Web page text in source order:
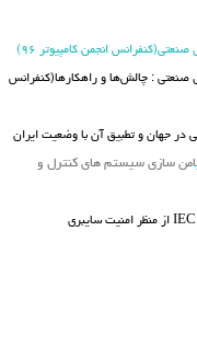
انجمن کامپیوتر ۹۶)
صنعتی : چالش‌ها و راهکارها(کنفرانس
در جهان و تطبیق آن با وضعیت ایران
امن سازی سیستم های کنترل و